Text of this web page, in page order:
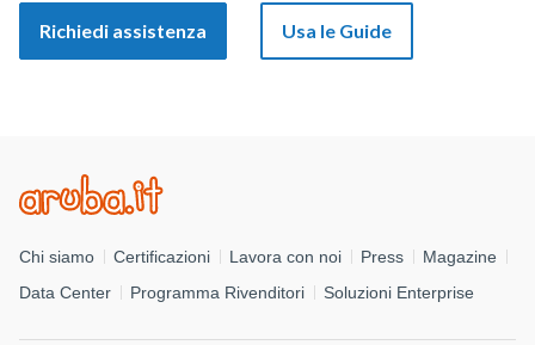
Richiedi assistenza Usa le Guide
Chi siamo Certificazioni Lavora con noi Press
Magazine
Data Center
Programma Rivenditori Soluzioni Enterprise